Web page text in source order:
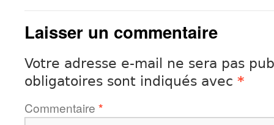
Laisser un commentaire
Votre adresse e-mail ne sera pas
obligatoires sont indiqués avec *
Commentaire *